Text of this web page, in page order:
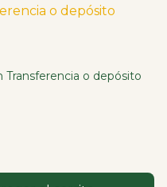
o depósito
Transferencia o depósito